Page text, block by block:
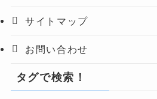
サイトマップ
お問い合わせ
タグで検索！